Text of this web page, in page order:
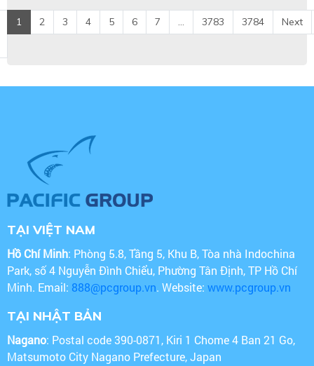
1 2 3 4 5 6 7 ... 3783 3784 Next
TẠI VIỆT NAM
Hồ Chí Minh: Phòng 5.8, Tầng 5, Khu B, Tòa nhà Indochina
Park, số 4 Nguyễn Đình Chiểu, Phường Tân Định, TP Hồ Chí
Minh. Email: 888@pcgroup.vn. Website: www.pcgroup.vn
TẠI NHẬT BẢN
Nagano: Postal code 390-0871, Kiri 1 Chome 4 Ban 21 Go,
Matsumoto City Nagano Prefecture, Japan